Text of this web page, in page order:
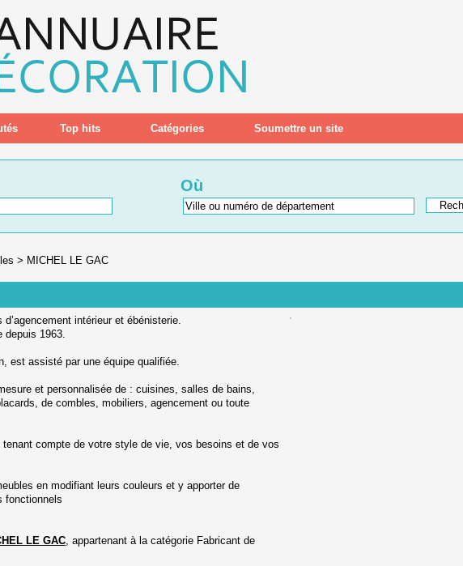
Top hits Catégories Soumettre un site
Où
> MICHEL LE GAC
intérieur et ébénisterie.
depuis 1963.
est assisté par une équipe qualifiée.
et personnalisée de : cuisines, salles de bains,
de combles, mobiliers, agencement ou toute
tenant compte de votre style de vie, vos besoins et de vos
en modifiant leurs couleurs et y apporter de
fonctionnels
LE GAC, appartenant à la catégorie Fabricant de